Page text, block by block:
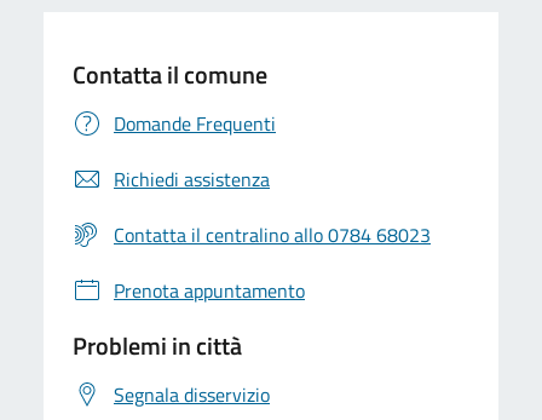
Contatta il comune
Domande Frequenti
Richiedi assistenza
Contatta il centralino allo 0784 68023
Prenota appuntamento
Problemi in città
Segnala disservizio